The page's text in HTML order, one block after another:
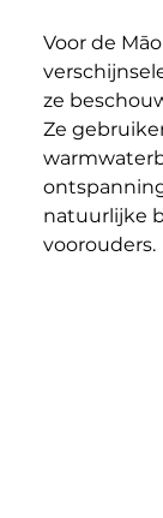
Voor de
ze
Ze
natuurlijke
voorouders.